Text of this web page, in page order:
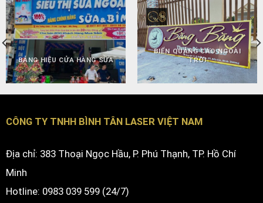
BẢNG HIỆU CỬA HÀNG SỮA
BIỂN QUẢNG CÁO NGOÀI
TRỜI
CÔNG TY TNHH BÌNH TÂN LASER VIỆT NAM
Địa chỉ: 383 Thoại Ngọc Hầu, P. Phú Thạnh, TP. Hồ Chí
Minh
Hotline: 0983 039 599 (24/7)